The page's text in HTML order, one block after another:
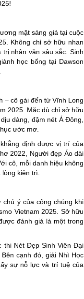
mặt sáng giá tại cuộc
Không chỉ sở hữu nhan
nhân văn sâu sắc. Sinh
học bổng tại Dawson
– cô gái đến từ Vĩnh Long
2025. Mặc dù chỉ sở hữu
dàng, đậm nét Á Đông,
ước mơ.
định được vị trí của
2022, Người đẹp Áo dài
cô, mỗi danh hiệu không
lòng kiên trì.
ý của công chúng khi
Vietnam 2025. Sở hữu
đánh giá là một trong
thi Nét Đẹp Sinh Viên Đại
cạnh đó, giải Nhì Học
sự nỗ lực và trí tuệ của